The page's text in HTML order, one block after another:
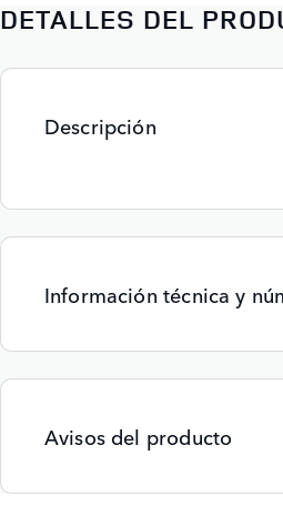
DETALLES DEL
Descripción
Información técnica y
Avisos del producto